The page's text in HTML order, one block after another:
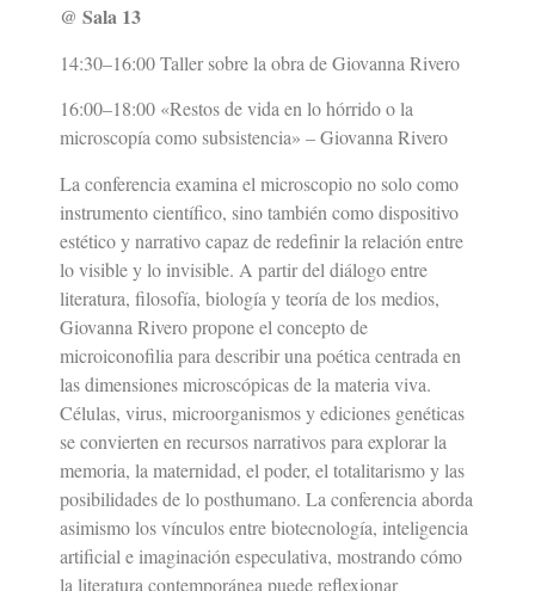
@ Sala 13
14:30–16:00 Taller sobre la obra de Giovanna Rivero
16:00–18:00 «Restos de vida en lo hórrido o la
microscopía como subsistencia» – Giovanna Rivero
La conferencia examina el microscopio no solo como
instrumento científico, sino también como dispositivo
estético y narrativo capaz de redefinir la relación entre
lo visible y lo invisible. A partir del diálogo entre
literatura, filosofía, biología y teoría de los medios,
Giovanna Rivero propone el concepto de
microiconofilia para describir una poética centrada en
las dimensiones microscópicas de la materia viva.
Células, virus, microorganismos y ediciones genéticas
se convierten en recursos narrativos para explorar la
memoria, la maternidad, el poder, el totalitarismo y las
posibilidades de lo posthumano. La conferencia aborda
asimismo los vínculos entre biotecnología, inteligencia
artificial e imaginación especulativa, mostrando cómo
la literatura contemporánea puede reflexionar